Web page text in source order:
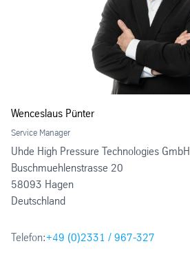
Wenceslaus Pünter
Service Manager
Uhde High Pressure Technologies GmbH
Buschmuehlenstrasse 20
58093 Hagen
Deutschland
Telefon:+49 (0)2331 / 967-327